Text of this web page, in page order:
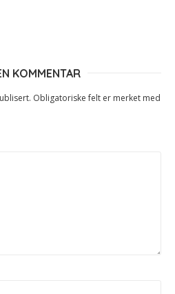
KOMMENTAR
Obligatoriske felt er merket med